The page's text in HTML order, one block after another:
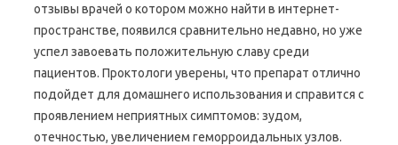
отзывы врачей о котором можно найти в интернет-
пространстве, появился сравнительно недавно, но уже
успел завоевать положительную славу среди
пациентов. Проктологи уверены, что препарат отлично
подойдет для домашнего использования и справится с
проявлением неприятных симптомов: зудом,
отечностью, увеличением геморроидальных узлов.